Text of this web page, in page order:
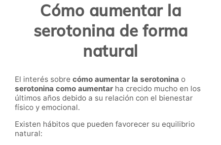
Cómo aumentar la
serotonina de forma
natural
El interés sobre cómo aumentar la serotonina o
serotonina como aumentar ha crecido mucho en los
últimos años debido a su relación con el bienestar
físico y emocional.
Existen hábitos que pueden favorecer su equilibrio
natural: